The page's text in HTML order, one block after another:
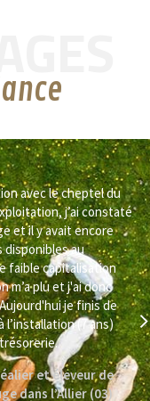
avec le cheptel du
j’ai constaté
et il y avait encore
disponibles au
faible capitalisation
m’a plu et j'ai donc
je finis de
(7 ans)
et éleveur de
dans l’Allier (03)